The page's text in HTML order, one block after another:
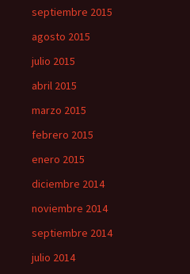
septiembre 2015
agosto 2015
julio 2015
abril 2015
marzo 2015
febrero 2015
enero 2015
diciembre 2014
noviembre 2014
septiembre 2014
julio 2014